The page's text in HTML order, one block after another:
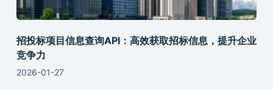
招投标项目信息查询API：高效获取招标信息，提升企业
竞争力
2026-01-27